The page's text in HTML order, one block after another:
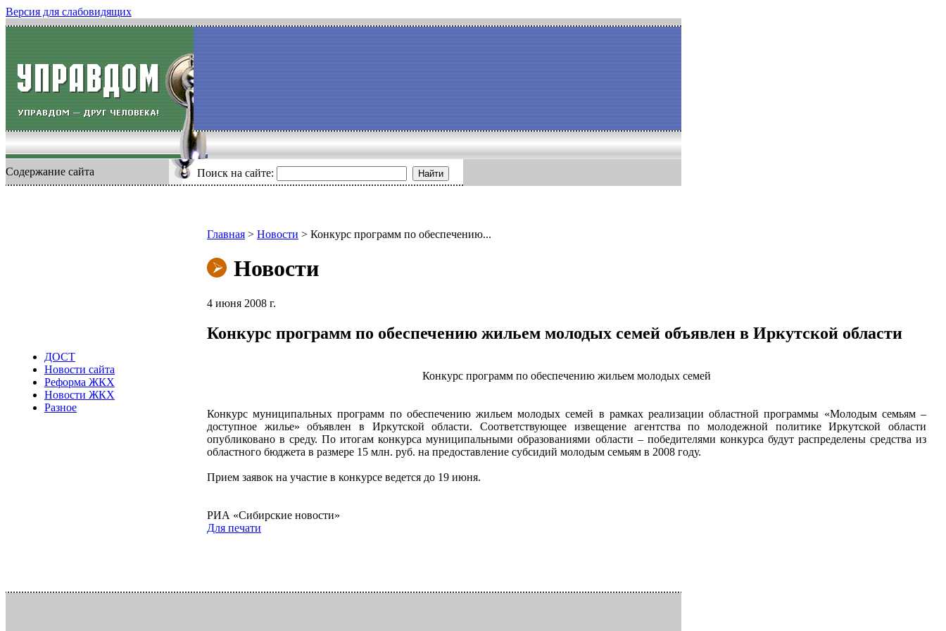
Версия для слабовидящих
Содержание сайта Поиск на сайте: Найти
ДОСТ
Новости сайта
Реформа ЖКХ
Новости ЖКХ
Разное
Главная > Новости > Конкурс программ по обеспечению...
Новости
4 июня 2008 г.
Конкурс программ по обеспечению жильем молодых семей объявлен в Иркутской области
Конкурс программ по обеспечению жильем молодых семей
Конкурс муниципальных программ по обеспечению жильем молодых семей в рамках реализации областной программы «Молодым семьям –
доступное жилье» объявлен в Иркутской области. Соответствующее извещение агентства по молодежной политике Иркутской области
опубликовано в среду. По итогам конкурса муниципальными образованиями области – победителями конкурса будут распределены средства из
областного бюджета в размере 15 млн. руб. на предоставление субсидий молодым семьям в 2008 году.
Прием заявок на участие в конкурсе ведется до 19 июня.
РИА «Сибирские новости»
Для печати